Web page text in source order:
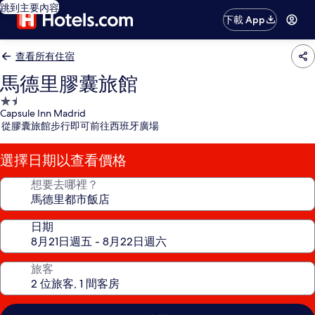
跳到主要內容
下載 App
查看所有住宿
馬德里膠囊旅館
1.5
星
級
住
宿
Capsule Inn Madrid
從膠囊旅館步行即可前往西班牙廣場
選擇日期以查看價格
想要去哪裡？
日期
旅客